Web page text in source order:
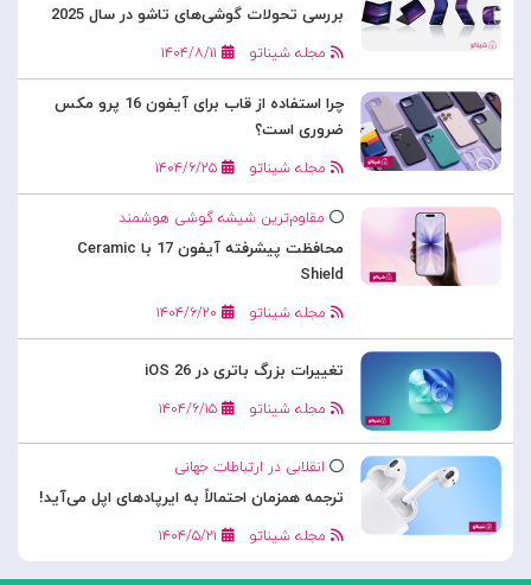
بررسی تحولات گوشی‌های تاشو در سال 2025
مجله شیناتو ۱۴۰۴/۸/۱۱
چرا استفاده از قاب برای آیفون 16 پرو مکس
ضروری است؟
مجله شیناتو ۱۴۰۴/۶/۲۵
مقاوم‌ترین شیشه گوشی هوشمند
محافظت پیشرفته آیفون 17 با Ceramic
Shield
مجله شیناتو ۱۴۰۴/۶/۲۰
تغییرات بزرگ باتری در iOS 26
مجله شیناتو ۱۴۰۴/۶/۱۵
انقلابی در ارتباطات جهانی
ترجمه همزمان احتمالاً به ایرپادهای اپل می‌آید!
مجله شیناتو ۱۴۰۴/۵/۲۱